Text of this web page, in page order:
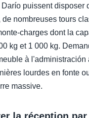
puissent disposer
nombreuses tours
charges dont la
kg et 1 000 kg.
à l'administración
lourdes en fonte
massive.